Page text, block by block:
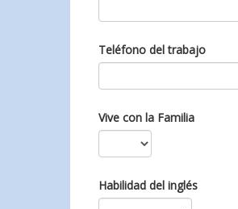
Teléfono del trabajo
Vive con la Familia
Habilidad del inglés